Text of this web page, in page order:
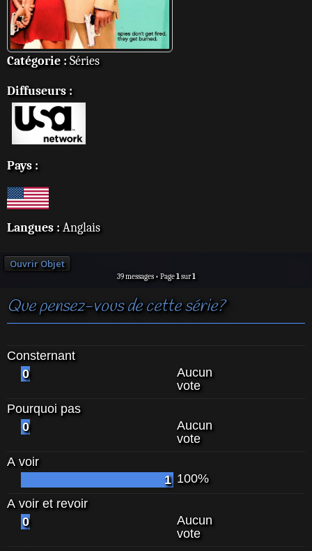
Catégorie : Séries
Diffuseurs :
Pays :
Langues : Anglais
Ouvrir Objet
39 messages • Page1sur1
Que pensez-vous de cette série?
Consternant
0
Aucun
vote
Pourquoi pas
0
Aucun
vote
A voir
1 100%
A voir et revoir
0
Aucun
vote